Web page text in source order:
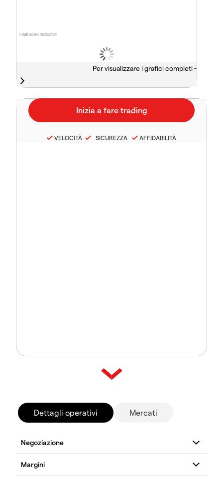
I dati sono indicativi
Per visualizzare i grafici completi -
VELOCITÀ SICUREZZA AFFIDABILITÀ
Dettagli operativi Mercati